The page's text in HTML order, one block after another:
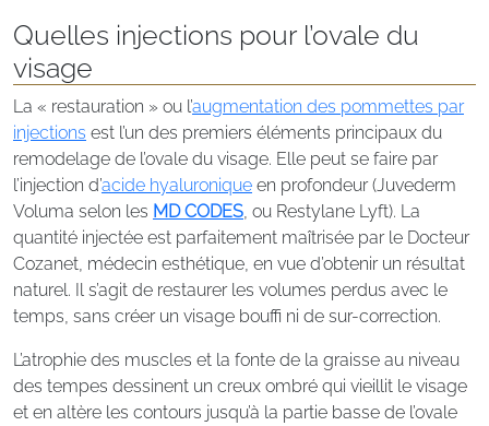
Quelles injections pour l’ovale du
visage
La « restauration » ou l’augmentation des pommettes par
injections est l’un des premiers éléments principaux du
remodelage de l’ovale du visage. Elle peut se faire par
l’injection d’acide hyaluronique en profondeur (Juvederm
Voluma selon les MD CODES, ou Restylane Lyft). La
quantité injectée est parfaitement maîtrisée par le Docteur
Cozanet, médecin esthétique, en vue d’obtenir un résultat
naturel. Il s’agit de restaurer les volumes perdus avec le
temps, sans créer un visage bouffi ni de sur-correction.
L’atrophie des muscles et la fonte de la graisse au niveau
des tempes dessinent un creux ombré qui vieillit le visage
et en altère les contours jusqu’à la partie basse de l’ovale